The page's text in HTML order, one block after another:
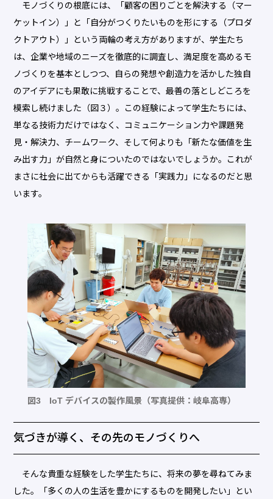
モノづくりの根底には、「顧客の困りごとを解決する（マー
ケットイン）」と「自分がつくりたいものを形にする（プロダ
クトアウト）」という両輪の考え方がありますが、学生たち
は、企業や地域のニーズを徹底的に調査し、満足度を高めるモ
ノづくりを基本としつつ、自らの発想や創造力を活かした独自
のアイデアにも果敢に挑戦することで、最善の落としどころを
模索し続けました（図３）。この経験によって学生たちには、
単なる技術力だけではなく、コミュニケーション力や課題発
見・解決力、チームワーク、そして何よりも「新たな価値を生
み出す力」が自然と身についたのではないでしょうか。これが
まさに社会に出てからも活躍できる「実践力」になるのだと思
います。
図3 IoT デバイスの製作風景（写真提供：岐阜高専）
気づきが導く、その先のモノづくりへ
そんな貴重な経験をした学生たちに、将来の夢を尋ねてみま
した。「多くの人の生活を豊かにするものを開発したい」とい